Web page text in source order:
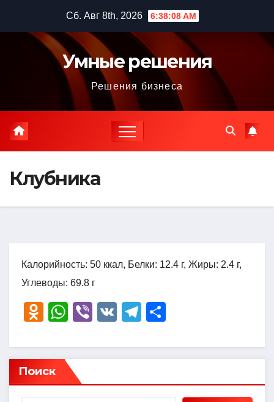
содержимому
Сб. Авг 8th, 2026 6:38:09 AM
Умные решения
Решения бизнеса
Клубника
Калорийность: 50 ккал, Белки: 12.4 г, Жиры: 2.4 г,
Углеводы: 69.8 г
O
n
o
kl
W
at
s
A
Vi
er
V
T
e
a
р
в
Поиск